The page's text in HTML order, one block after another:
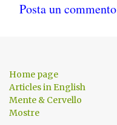
m
m
e
Posta un commento
Home page
Articles in English
Mente & Cervello
Mostre